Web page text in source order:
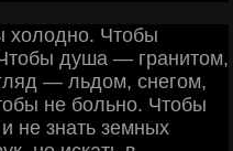
холодно. Чтобы
душа — гранитом,
— льдом, снегом,
не больно. Чтобы
не знать земных